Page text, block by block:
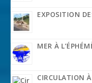
EXPOSITION
MER À
CIRCULATION